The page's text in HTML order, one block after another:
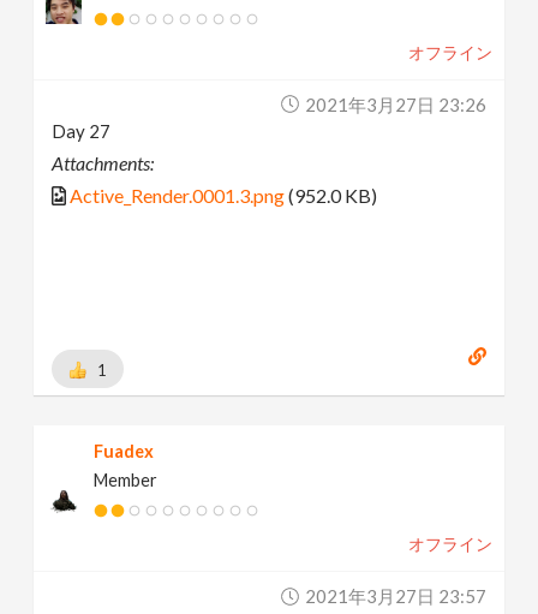
オフライン
2021年3月27日 23:26
Day 27
Attachments:
Active_Render.0001.3.png(952.0 KB)
1
Fuadex
Member
オフライン
2021年3月27日 23:57